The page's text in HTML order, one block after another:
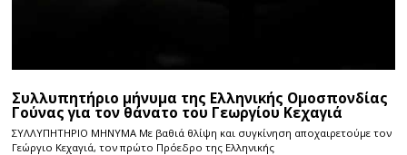
Συλλυπητήριο μήνυμα της Ελληνικής Ομοσπονδίας
Γούνας για τον θάνατο του Γεωργίου Κεχαγιά
ΣΥΛΛΥΠΗΤΗΡΙΟ ΜΗΝΥΜΑ Με βαθιά θλίψη και συγκίνηση αποχαιρετούμε τον
Γεώργιο Κεχαγιά, τον πρώτο Πρόεδρο της Ελληνικής